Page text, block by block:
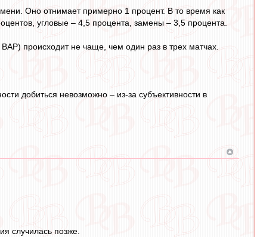
Оно отнимает примерно 1 процент. В то время как
угловые – 4,5 процента, замены – 3,5 процента.
происходит не чаще, чем один раз в трех матчах.
добиться невозможно – из-за субъективности в
случилась позже.